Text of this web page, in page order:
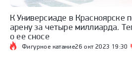
Фигурное катание26 окт 2023 19:30
К Универсиаде в Красноярске
арену за четыре миллиарда.
о ее сносе